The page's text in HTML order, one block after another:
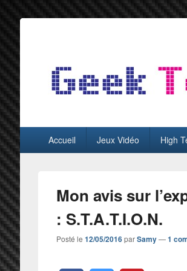
GeekTest
principalAccueil Jeux Vidéo High
Mon avis sur
: S.T.A.T.I.O.N.
Posté le 12/05/2016parSamy—1